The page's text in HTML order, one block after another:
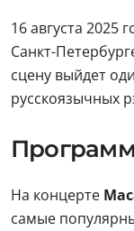
16 августа 2025
Санкт-
сцену выйдет
русскоязычных
На концерте
самые